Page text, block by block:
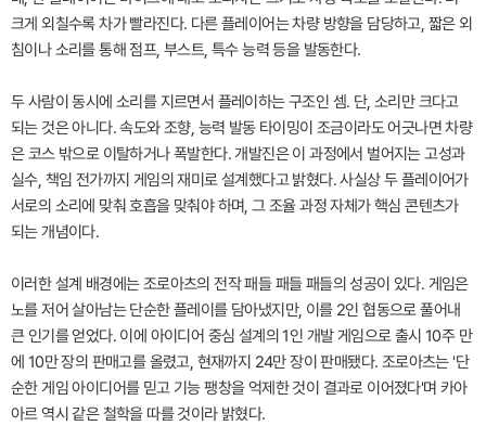
크게 외칠수록 차가 빨라진다. 다른 플레이어는 차량 방향을 담당하고, 짧은 외
침이나 소리를 통해 점프, 부스트, 특수 능력 등을 발동한다.
두 사람이 동시에 소리를 지르면서 플레이하는 구조인 셈. 단, 소리만 크다고
되는 것은 아니다. 속도와 조향, 능력 발동 타이밍이 조금이라도 어긋나면 차량
은 코스 밖으로 이탈하거나 폭발한다. 개발진은 이 과정에서 벌어지는 고성과
실수, 책임 전가까지 게임의 재미로 설계했다고 밝혔다. 사실상 두 플레이어가
서로의 소리에 맞춰 호흡을 맞춰야 하며, 그 조율 과정 자체가 핵심 콘텐츠가
되는 개념이다.
이러한 설계 배경에는 조로아츠의 전작 패들 패들 패들의 성공이 있다. 게임은
노를 저어 살아남는 단순한 플레이를 담아냈지만, 이를 2인 협동으로 풀어내
큰 인기를 얻었다. 이에 아이디어 중심 설계의 1인 개발 게임으로 출시 10주 만
에 10만 장의 판매고를 올렸고, 현재까지 24만 장이 판매됐다. 조로아츠는 '단
순한 게임 아이디어를 믿고 기능 팽창을 억제한 것이 결과로 이어졌다'며 카아
아르 역시 같은 철학을 따를 것이라 밝혔다.